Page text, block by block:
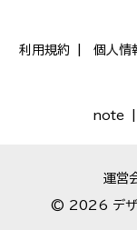
利用規約 個人情
note
運営
© 2026 デザ